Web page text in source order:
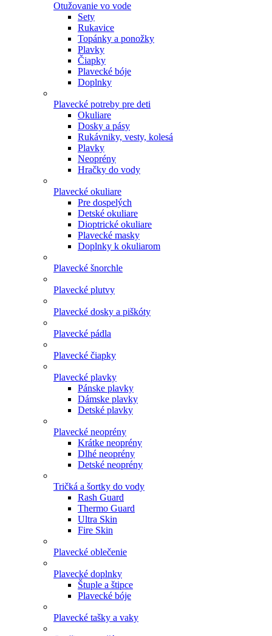
Otužovanie vo vode
Sety
Rukavice
Topánky a ponožky
Plavky
Čiapky
Plavecké bóje
Doplnky
Plavecké potreby pre deti
Okuliare
Dosky a pásy
Rukávniky, vesty, kolesá
Plavky
Neoprény
Hračky do vody
Plavecké okuliare
Pre dospelých
Detské okuliare
Dioptrické okuliare
Plavecké masky
Doplnky k okuliarom
Plavecké šnorchle
Plavecké plutvy
Plavecké dosky a piškóty
Plavecké pádla
Plavecké čiapky
Plavecké plavky
Pánske plavky
Dámske plavky
Detské plavky
Plavecké neoprény
Krátke neoprény
Dlhé neoprény
Detské neoprény
Tričká a šortky do vody
Rash Guard
Thermo Guard
Ultra Skin
Fire Skin
Plavecké oblečenie
Plavecké doplnky
Štuple a štipce
Plavecké bóje
Plavecké tašky a vaky